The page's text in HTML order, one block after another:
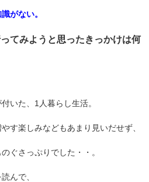
がない。
てみようと思ったきっかけは何
いた、1人暮らし生活。
す楽しみなどもあまり見いだせず、
ぐさっぷりでした・・。
んで、